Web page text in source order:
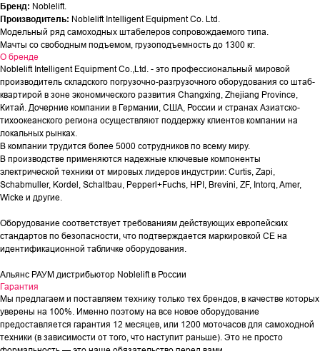
Бренд: Noblelift.
Производитель: Noblelift Intelligent Equipment Co. Ltd.
Модельный ряд самоходных штабелеров сопровождаемого типа.
Мачты со свободным подъемом, грузоподъемность до 1300 кг.
О бренде
Noblelift Intelligent Equipment Co.,Ltd. - это профессиональный мировой
производитель складского погрузочно-разгрузочного оборудования со штаб-
квартирой в зоне экономического развития Changxing, Zhejiang Province,
Китай. Дочерние компании в Германии, США, России и странах Азиатско-
тихоокеанского региона осуществляют поддержку клиентов компании на
локальных рынках.
В компании трудится более 5000 сотрудников по всему миру.
В производстве применяются надежные ключевые компоненты
электрической техники от мировых лидеров индустрии: Curtis, Zapi,
Schabmuller, Kordel, Schaltbau, Pepperl+Fuchs, HPI, Brevini, ZF, Intorq, Amer,
Wicke и другие.
Оборудование соответствует требованиям действующих европейских
стандартов по безопасности, что подтверждается маркировкой СЕ на
идентификационной табличке оборудования.
Альянс РАУМ дистрибьютор Noblelift в России
Гарантия
Мы предлагаем и поставляем технику только тех брендов, в качестве которых
уверены на 100%. Именно поэтому на все новое оборудование
предоставляется гарантия 12 месяцев, или 1200 моточасов для самоходной
техники (в зависимости от того, что наступит раньше). Это не просто